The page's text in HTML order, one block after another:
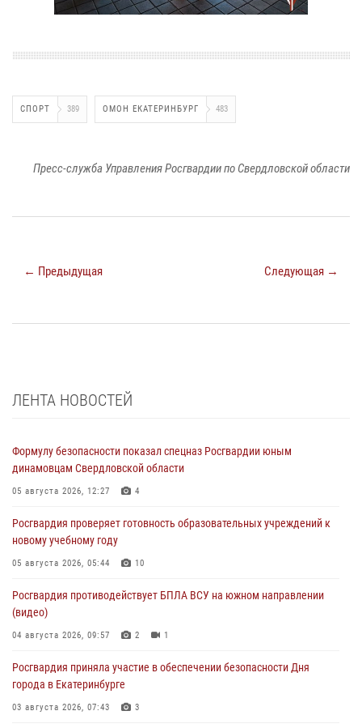
СПОРТ 389 ОМОН ЕКАТЕРИНБУРГ 483
Пресс-служба Управления Росгвардии по Свердловской области
← Предыдущая Следующая →
ЛЕНТА НОВОСТЕЙ
Формулу безопасности показал спецназ Росгвардии юным
динамовцам Свердловской области
05 августа 2026, 12:27 4
Росгвардия проверяет готовность образовательных учреждений к
новому учебному году
05 августа 2026, 05:44 10
Росгвардия противодействует БПЛА ВСУ на южном направлении
(видео)
04 августа 2026, 09:57 2 1
Росгвардия приняла участие в обеспечении безопасности Дня
города в Екатеринбурге
03 августа 2026, 07:43 3